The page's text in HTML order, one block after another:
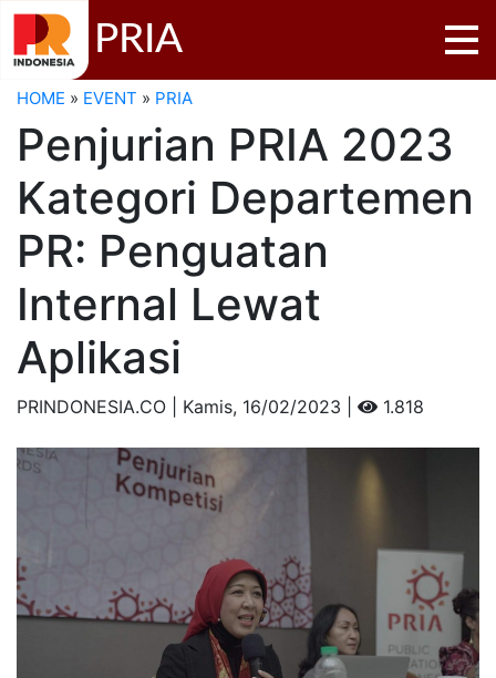
PRIA
HOME » EVENT » PRIA
Penjurian PRIA 2023
Kategori Departemen
PR: Penguatan
Internal Lewat
Aplikasi
PRINDONESIA.CO | Kamis, 16/02/2023 | 1.818